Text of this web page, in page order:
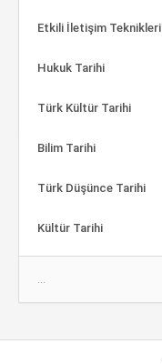
Etkili İletişim Teknikleri
Hukuk Tarihi
Türk Kültür Tarihi
Bilim Tarihi
Türk Düşünce Tarihi
Kültür Tarihi
...